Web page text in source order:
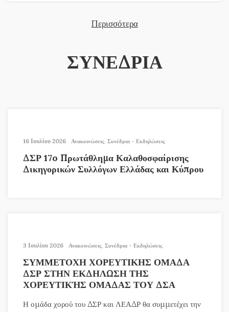
Περισσότερα
ΣΥΝΕΔΡΙΑ
16 Ιουλίου 2026 Ανακοινώσεις, Συνέδρια - Εκδηλώσεις
ΔΣΡ 17o Πρωτάθλημα Καλαθοσφαίρισης
Δικηγορικών Συλλόγων Ελλάδας και Κύπρου
3 Ιουλίου 2026 Ανακοινώσεις, Συνέδρια - Εκδηλώσεις
ΣΥΜΜΕΤΟΧΗ ΧΟΡΕΥΤΙΚΗΣ ΟΜΑΔΑ
ΔΣΡ ΣΤΗΝ ΕΚΔΗΛΩΣΗ ΤΗΣ
ΧΟΡΕΥΤΙΚΉΣ ΟΜΑΔΑΣ ΤΟΥ ΔΣΑ
Η ομάδα χορού του ΔΣΡ και ΛΕΑΔΡ θα συμμετέχει την